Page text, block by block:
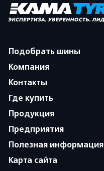
Подобрать шины
Компания
Контакты
Где купить
Продукция
Предприятия
Полезная информация
Карта сайта